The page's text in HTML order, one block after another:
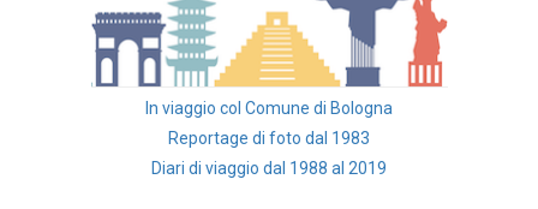
In viaggio col Comune di Bologna
Reportage di foto dal 1983
Diari di viaggio dal 1988 al 2019